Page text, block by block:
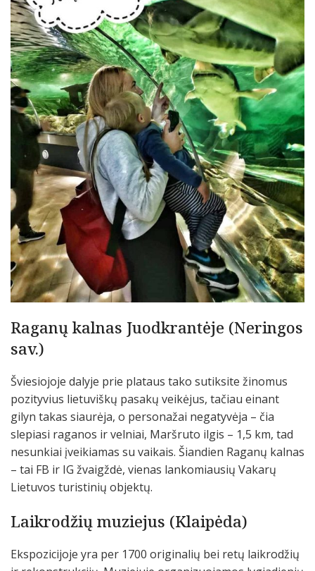
Raganų kalnas Juodkrantėje (Neringos
sav.)
Šviesiojoje dalyje prie plataus tako sutiksite žinomus
pozityvius lietuviškų pasakų veikėjus, tačiau einant
gilyn takas siaurėja, o personažai negatyvėja – čia
slepiasi raganos ir velniai, Maršruto ilgis – 1,5 km, tad
nesunkiai įveikiamas su vaikais. Šiandien Raganų kalnas
– tai FB ir IG žvaigždė, vienas lankomiausių Vakarų
Lietuvos turistinių objektų.
Laikrodžių muziejus (Klaipėda)
Ekspozicijoje yra per 1700 originalių bei retų laikrodžių